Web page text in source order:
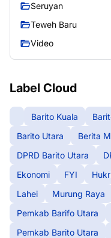
Seruyan
Teweh Baru
Video
Label Cloud
Barito Kuala
Barito Utara
Berita
DPRD Barito Utara
Ekonomi
FYI
Lahei
Murung Raya
Pemkab Barifo Utara
Pemkab Barito Utara